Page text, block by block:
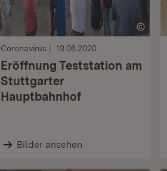
Coronavirus 13.08.2020
Eröffnung Teststation am
Stuttgarter
Hauptbahnhof
Bilder ansehen